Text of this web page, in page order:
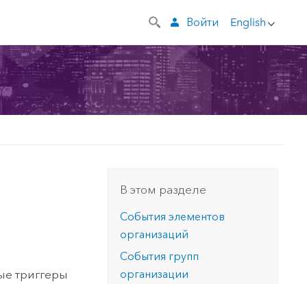
English
Войти
триггеры
В этом разделе
События элементов
организаций
События групп
организации